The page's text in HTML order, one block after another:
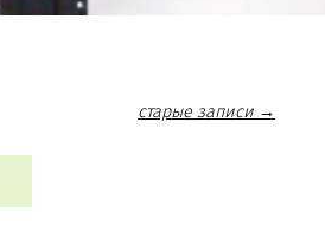
старые записи →